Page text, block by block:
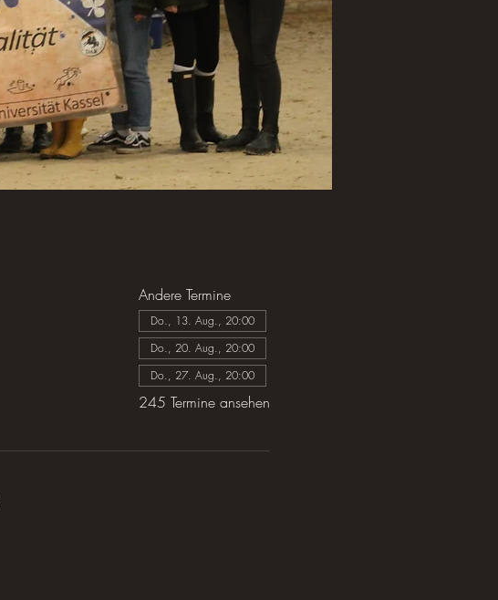
Andere Termine
Do., 13. Aug., 20:00
Do., 20. Aug., 20:00
Do., 27. Aug., 20:00
245 Termine ansehen